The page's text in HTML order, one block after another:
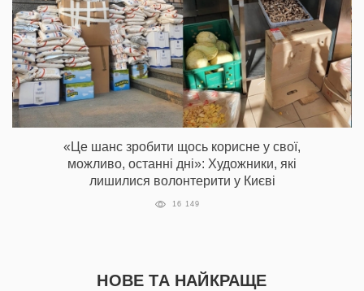
«Це шанс зробити щось корисне у свої,
можливо, останні дні»: Художники, які
лишилися волонтерити у Києві
16 149
НОВЕ ТА НАЙКРАЩЕ